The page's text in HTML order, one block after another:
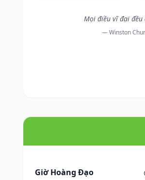
Mọi điều vĩ đại đều
— Winston
Giờ Hoàng Đạo